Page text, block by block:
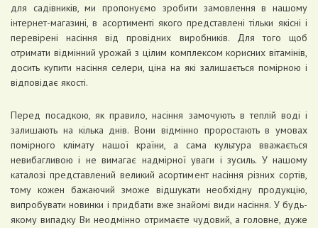
для садівників, ми пропонуємо зробити замовлення в нашому
інтернет-магазині, в асортименті якого представлені тільки якісні і
перевірені насіння від провідних виробників. Для того щоб
отримати відмінний урожай з цілим комплексом корисних вітамінів,
досить купити насіння селери, ціна на які залишається помірною і
відповідає якості.
Перед посадкою, як правило, насіння замочують в теплій воді і
залишають на кілька днів. Вони відмінно проростають в умовах
помірного клімату нашої країни, а сама культура вважається
невибагливою і не вимагає надмірної уваги і зусиль. У нашому
каталозі представлений великий асортимент насіння різних сортів,
тому кожен бажаючий зможе відшукати необхідну продукцію,
випробувати новинки і придбати вже знайомі види насіння. У будь-
якому випадку Ви неодмінно отримаєте чудовий, а головне, дуже